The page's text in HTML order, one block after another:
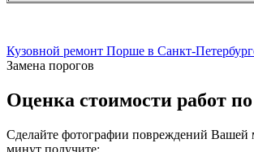
Кузовной ремонт Порше в Санкт-
Замена порогов
Оценка стоимости работ
Сделайте фотографии повреждений Вашей
минут получите: